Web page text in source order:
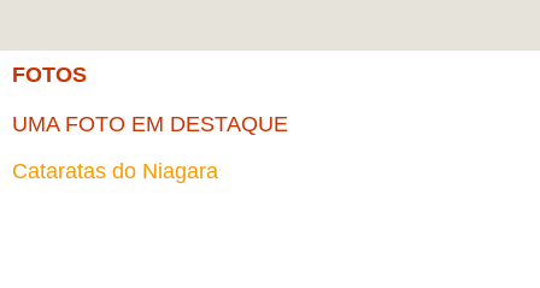
FOTOS
UMA FOTO EM DESTAQUE
Cataratas do Niagara